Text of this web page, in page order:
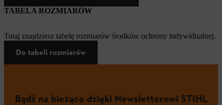
TABELA ROZMIARÓW
Tutaj znajdziesz tabelę rozmiarów środków ochrony indywidualnej.
Do tabeli rozmiarów
Bądź na bieżąco dzięki Newsletterowi STIHL